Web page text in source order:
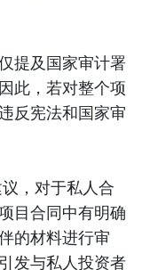
提及国家审计署
此，若对整个项
反宪法和国家审
，对于私人合
目合同中有明确
的材料进行审
发与私人投资者